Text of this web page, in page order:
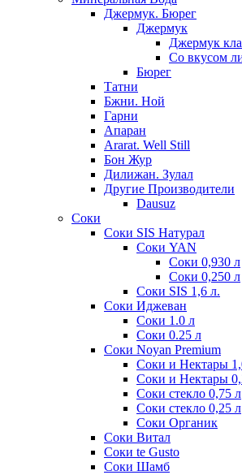
Джермук. Бюрег
Джермук
Джермук
Со вкусом
Бюрег
Татни
Бжни. Ной
Гарни
Апаран
Ararat. Well Still
Бон Жур
Дилижан. Зулал
Другие Производители
Dausuz
Соки
Соки SIS Натурал
Соки YAN
Соки 0,930 л
Соки 0,250 л
Соки SIS 1,6 л.
Соки Иджеван
Соки 1.0 л
Соки 0.25 л
Соки Noyan Premium
Соки и Нектары
Соки и Нектары
Соки стекло 0,75 л
Соки стекло 0,25 л
Соки Органик
Соки Витал
Соки te Gusto
Соки Шамб